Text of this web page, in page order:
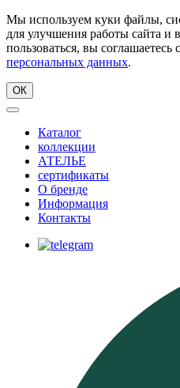
Мы используем куки файлы,
для улучшения работы сайта
пользоваться, вы соглашаетесь с
персональных данных.
ОК
Каталог
коллекции
АТЕЛЬЕ
сертификаты
О бренде
Информация
Контакты